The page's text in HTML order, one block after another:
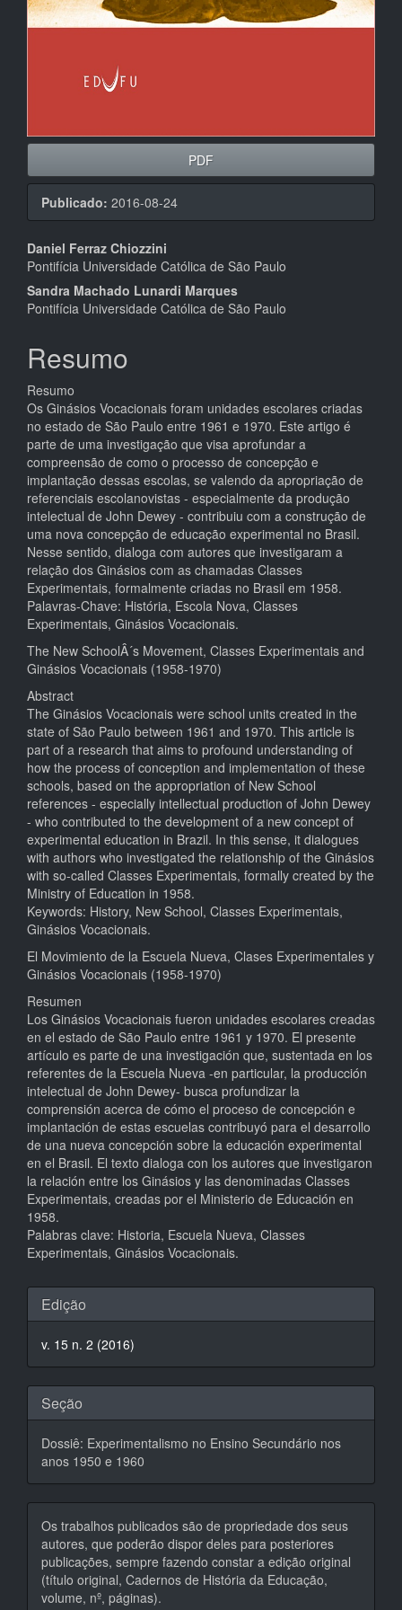
PDF
Publicado: 2016-08-24
Conteúdo
do
artigo
principal
Daniel Ferraz Chiozzini
Pontifícia Universidade Católica de São Paulo
Sandra Machado Lunardi Marques
Pontifícia Universidade Católica de São Paulo
Resumo
Resumo
Os Ginásios Vocacionais foram unidades escolares criadas
no estado de São Paulo entre 1961 e 1970. Este artigo é
parte de uma investigação que visa aprofundar a
compreensão de como o processo de concepção e
implantação dessas escolas, se valendo da apropriação de
referenciais escolanovistas - especialmente da produção
intelectual de John Dewey - contribuiu com a construção de
uma nova concepção de educação experimental no Brasil.
Nesse sentido, dialoga com autores que investigaram a
relação dos Ginásios com as chamadas Classes
Experimentais, formalmente criadas no Brasil em 1958.
Palavras-Chave: História, Escola Nova, Classes
Experimentais, Ginásios Vocacionais.
The New SchoolÂ´s Movement, Classes Experimentais and
Ginásios Vocacionais (1958-1970)
Abstract
The Ginásios Vocacionais were school units created in the
state of São Paulo between 1961 and 1970. This article is
part of a research that aims to profound understanding of
how the process of conception and implementation of these
schools, based on the appropriation of New School
references - especially intellectual production of John Dewey
- who contributed to the development of a new concept of
experimental education in Brazil. In this sense, it dialogues
with authors who investigated the relationship of the Ginásios
with so-called Classes Experimentais, formally created by the
Ministry of Education in 1958.
Keywords: History, New School, Classes Experimentais,
Ginásios Vocacionais.
El Movimiento de la Escuela Nueva, Clases Experimentales y
Ginásios Vocacionais (1958-1970)
Resumen
Los Ginásios Vocacionais fueron unidades escolares creadas
en el estado de São Paulo entre 1961 y 1970. El presente
artículo es parte de una investigación que, sustentada en los
referentes de la Escuela Nueva -en particular, la producción
intelectual de John Dewey- busca profundizar la
comprensión acerca de cómo el proceso de concepción e
implantación de estas escuelas contribuyó para el desarrollo
de una nueva concepción sobre la educación experimental
en el Brasil. El texto dialoga con los autores que investigaron
la relación entre los Ginásios y las denominadas Classes
Experimentais, creadas por el Ministerio de Educación en
1958.
Palabras clave: Historia, Escuela Nueva, Classes
Experimentais, Ginásios Vocacionais.
Detalhes
do
artigo
Edição
v. 15 n. 2 (2016)
Seção
Dossiê: Experimentalismo no Ensino Secundário nos
anos 1950 e 1960
Os trabalhos publicados são de propriedade dos seus
autores, que poderão dispor deles para posteriores
publicações, sempre fazendo constar a edição original
(título original, Cadernos de História da Educação,
volume, nº, páginas).